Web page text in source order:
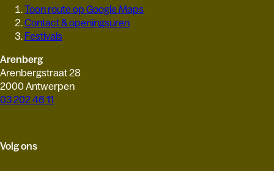
Toon route op Google Maps
Contact & openingsuren
Festivals
Arenberg
Arenbergstraat 28
2000 Antwerpen
03 202 46 11
Volg ons